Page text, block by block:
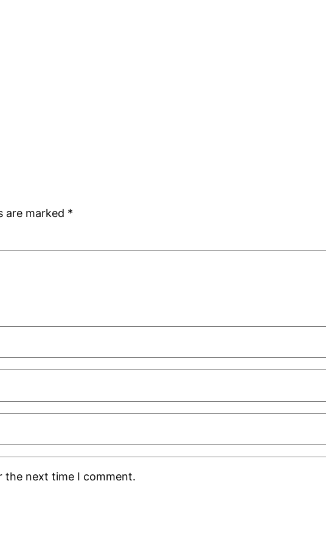
are marked *
the next time I comment.